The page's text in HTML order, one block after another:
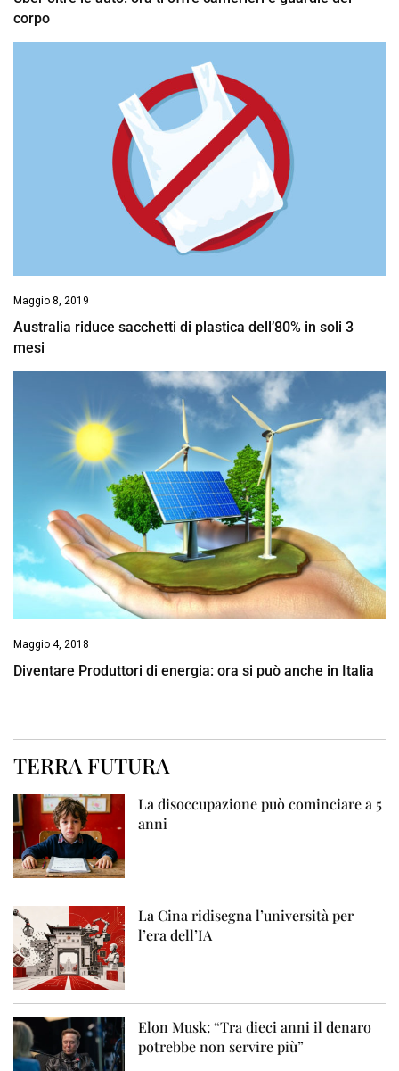
corpo
Maggio 8, 2019
Australia riduce sacchetti di plastica dell’80% in soli 3
mesi
Maggio 4, 2018
Diventare Produttori di energia: ora si può anche in Italia
TERRA FUTURA
La disoccupazione può cominciare a 5
anni
La Cina ridisegna l’università per
l’era dell’IA
Elon Musk: “Tra dieci anni il denaro
potrebbe non servire più”